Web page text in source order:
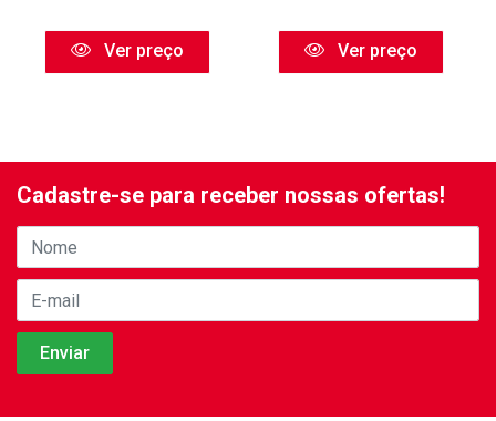
Ver preço Ver preço
Cadastre-se para receber nossas ofertas!